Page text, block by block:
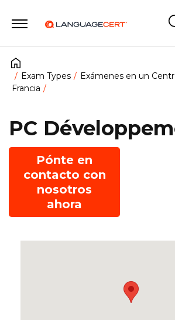
Exam Types
Exámenes en un
Francia
PC
Pónte en
contacto con
nosotros
ahora